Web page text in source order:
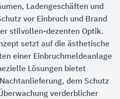
Ladengeschäften und
vor Einbruch und Brand
stilvollen-dezenten Optik.
setzt auf die ästhetische
einer Einbruchmeldeanlage
Lösungen bietet
dem Schutz
verderblicher